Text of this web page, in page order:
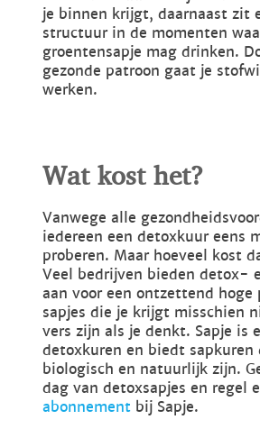
je binnen krijgt, daarnaast zit
structuur in de momenten
groentensapje mag drinken.
gezonde patroon gaat je
werken.
Wat kost het?
Vanwege alle
iedereen een detoxkuur eens
proberen. Maar hoeveel kost
Veel bedrijven bieden detox-
aan voor een ontzettend
sapjes die je krijgt misschien
vers zijn als je denkt. Sapje is
detoxkuren en biedt sapkuren
biologisch en natuurlijk zijn.
dag van detoxsapjes en regel
abonnement bij Sapje.